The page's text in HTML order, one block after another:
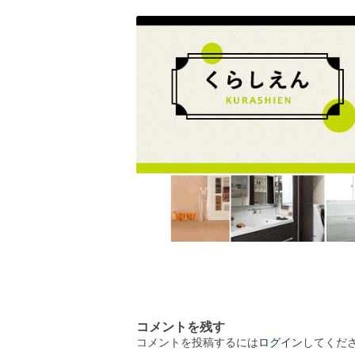
コメントを残す
コメントを投稿するにはログイン してくだ